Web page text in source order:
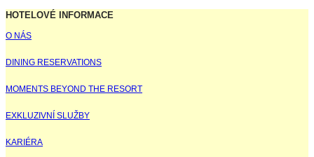
HOTELOVÉ INFORMACE
O NÁS
DINING RESERVATIONS
MOMENTS BEYOND THE RESORT
EXKLUZIVNÍ SLUŽBY
KARIÉRA